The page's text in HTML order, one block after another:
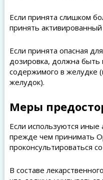
Если принята слишком
принять активированный
Если принята опасная
дозировка, должна быть
содержимого в желудке
желудок).
Меры
Если используются
прежде чем принимать
проконсультироваться
В составе